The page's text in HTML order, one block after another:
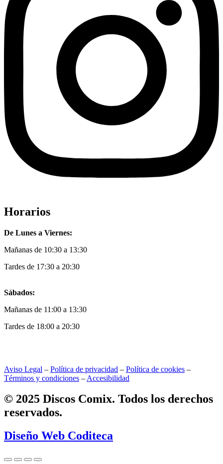
Horarios
De Lunes a Viernes:
Mañanas de 10:30 a 13:30
Tardes de 17:30 a 20:30
Sábados:
Mañanas de 11:00 a 13:30
Tardes de 18:00 a 20:30
Aviso Legal – Política de privacidad – Política de cookies –
Términos y condiciones – Accesibilidad
© 2025 Discos Comix. Todos los derechos
reservados.
Diseño Web Coditeca